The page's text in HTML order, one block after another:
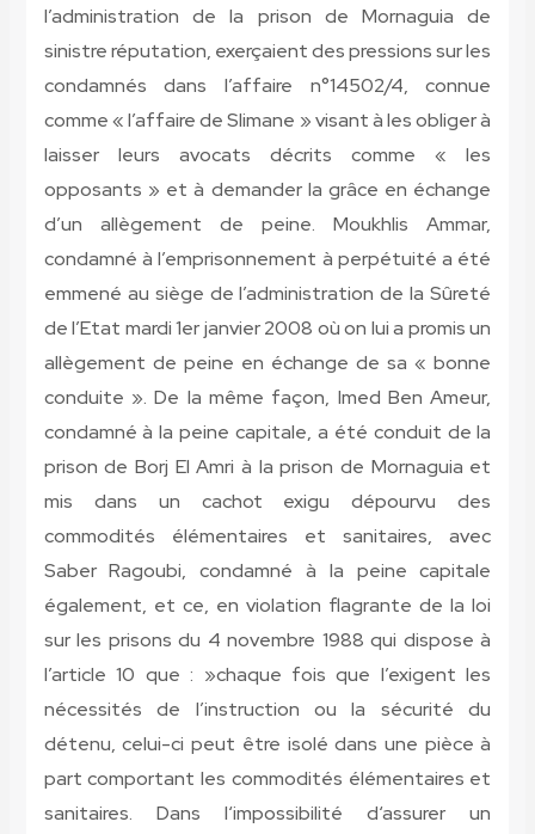
l’administration de la prison de Mornaguia de
sinistre réputation, exerçaient des pressions sur les
condamnés dans l’affaire n°14502/4, connue
comme « l’affaire de Slimane » visant à les obliger à
laisser leurs avocats décrits comme « les
opposants » et à demander la grâce en échange
d’un allègement de peine. Moukhlis Ammar,
condamné à l’emprisonnement à perpétuité a été
emmené au siège de l’administration de la Sûreté
de l’Etat mardi 1er janvier 2008 où on lui a promis un
allègement de peine en échange de sa « bonne
conduite ». De la même façon, Imed Ben Ameur,
condamné à la peine capitale, a été conduit de la
prison de Borj El Amri à la prison de Mornaguia et
mis dans un cachot exigu dépourvu des
commodités élémentaires et sanitaires, avec
Saber Ragoubi, condamné à la peine capitale
également, et ce, en violation flagrante de la loi
sur les prisons du 4 novembre 1988 qui dispose à
l’article 10 que : »chaque fois que l’exigent les
nécessités de l’instruction ou la sécurité du
détenu, celui-ci peut être isolé dans une pièce à
part comportant les commodités élémentaires et
sanitaires. Dans l‘impossibilité d‘assurer un